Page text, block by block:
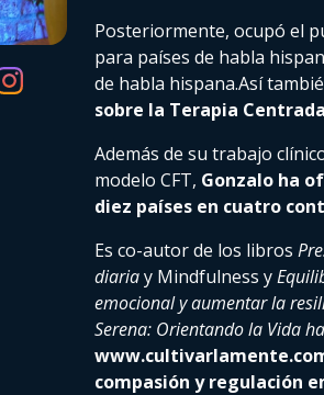
Posteriormente, ocupó el
para países de habla
de habla hispana.Así
sobre la Terapia
Además de su trabajo
modelo CFT, Gonzalo ha
diez países en cuatro
Es co-autor de los libros
diariay Mindfulness y
emocional y aumentar la
Serena: Orientando la Vida
compasión y regulación